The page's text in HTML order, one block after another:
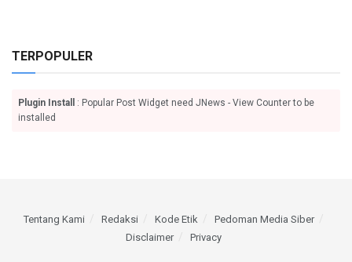
TERPOPULER
Plugin Install
: Popular Post Widget need JNews - View Counter to be
installed
Tentang Kami Redaksi Kode Etik
Pedoman Media Siber
Disclaimer
Privacy